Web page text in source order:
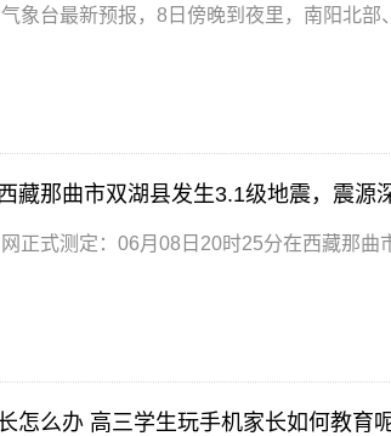
象台最新预报，8日傍晚到夜里，南阳北部
藏那曲市双湖县发生3.1级地震，震源
正式测定：06月08日20时25分在西藏那曲
怎么办 高三学生玩手机家长如何教育